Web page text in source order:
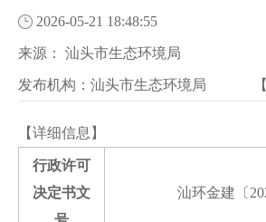
2026-05-21 18:48:55
来源： 汕头市生态环境局
发布机构： 汕头市生态环境局
【详细信息】
行政许可
决定书文
汕环金建〔